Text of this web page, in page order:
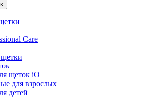
Care
щетки
щеток iO
для взрослых
детей